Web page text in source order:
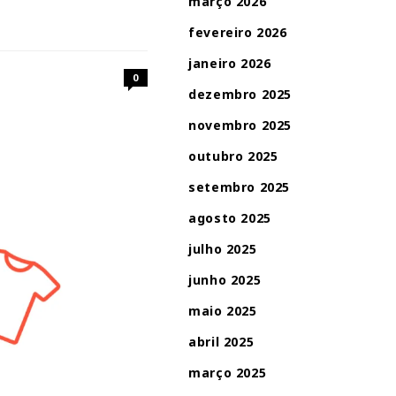
0
fevereiro 2026
janeiro 2026
dezembro 2025
novembro 2025
outubro 2025
setembro 2025
agosto 2025
julho 2025
junho 2025
maio 2025
abril 2025
março 2025